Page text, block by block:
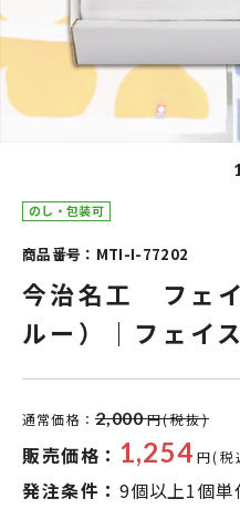
のし・包装可
商品番号：MTI-I-77202
今治名工 フェ
ルー）｜フェイ
通常価格： 2,000円(税抜)
販売価格： 1,254 円(
発注条件： 9個以上1個単